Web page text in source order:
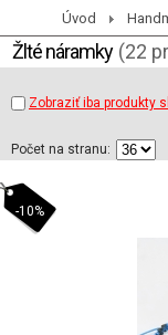
Úvod
Žlté náramky (22
Zobraziť iba produkty
Počet na stranu:
-10%